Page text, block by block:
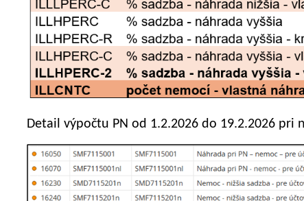
Detail výpočtu PN od 1.2.2026 do 19.2.2026